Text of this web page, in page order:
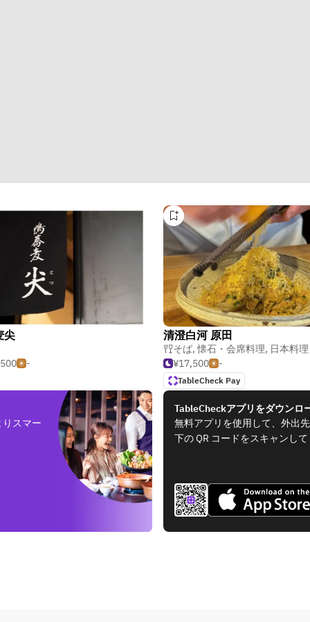
尖
-
清澄白河 原田
そば,懐石・会席料理, 日本料理
¥17,500
-
TableCheck Pay
スマー
TableCheckアプリをダウンロ
無料アプリを使用して、外出
下の QR コードをスキャンし